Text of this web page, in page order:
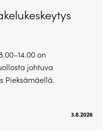
on
johtuva
Pieksämäellä.
3.8.2026